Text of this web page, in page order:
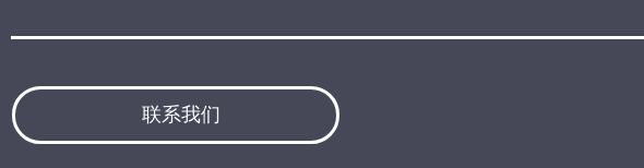
联系我们